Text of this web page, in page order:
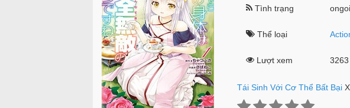
Tình trạng
Thể loại
Lượt xem 3263
Tái Sinh Với Cơ Thể Bất Bại